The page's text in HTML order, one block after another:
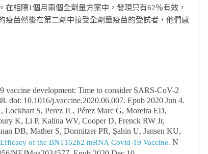
相隔1個月兩個全劑量方案中，發現只有62％有效，
苗然後在第二劑中接受全劑量疫苗的受試者，他們感
development: Time to consider SARS-CoV-2
doi: 10.1016/j.vaccine.2020.06.007. Epub 2020 Jun 4.
Lockhart S, Perez JL, Pérez Marc G, Moreira ED,
K, Li P, Kalina WV, Cooper D, Frenck RW Jr,
DB, Mather S, Dormitzer PR, Şahin U, Jansen KU,
of the BNT162b2 mRNA Covid-19 Vaccine. N